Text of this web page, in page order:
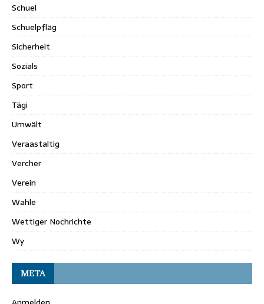
Schuel
Schuelpfläg
Sicherheit
Sozials
Sport
Tägi
Umwält
Veraastaltig
Vercher
Verein
Wahle
Wettiger Nochrichte
Wy
META